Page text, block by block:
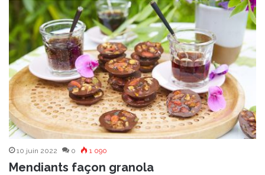
10 juin 2022 0 1 090
Mendiants façon granola